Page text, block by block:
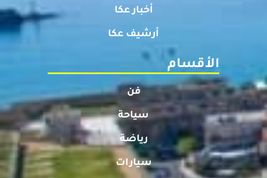
أخبار عكا
أرشيف عكا
الأقسام
فن
سياحة
رياضة
سيارات